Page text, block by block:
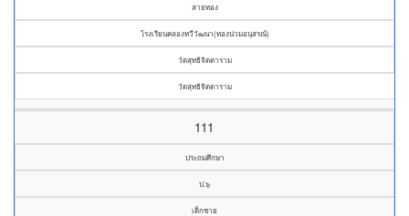
สายทอง
โรงเรียนคลองทวีวัฒนา(ทองน่วมอนุสรณ์)
วัดสุทธิจิตตาราม
วัดสุทธิจิตตาราม
111
ประถมศึกษา
ป.๖
เด็กชาย